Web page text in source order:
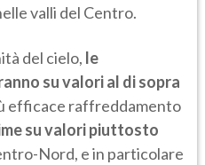
valli del Centro.
del cielo, le
su valori al di sopra
efficace raffreddamento
su valori piuttosto
Nord, e in particolare